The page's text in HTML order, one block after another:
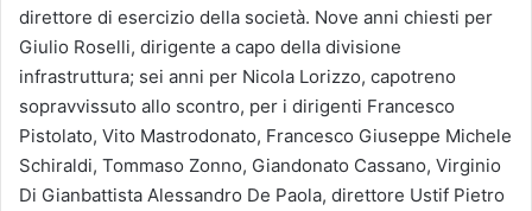
direttore di esercizio della società. Nove anni chiesti per
Giulio Roselli, dirigente a capo della divisione
infrastruttura; sei anni per Nicola Lorizzo, capotreno
sopravvissuto allo scontro, per i dirigenti Francesco
Pistolato, Vito Mastrodonato, Francesco Giuseppe Michele
Schiraldi, Tommaso Zonno, Giandonato Cassano, Virginio
Di Gianbattista Alessandro De Paola, direttore Ustif Pietro